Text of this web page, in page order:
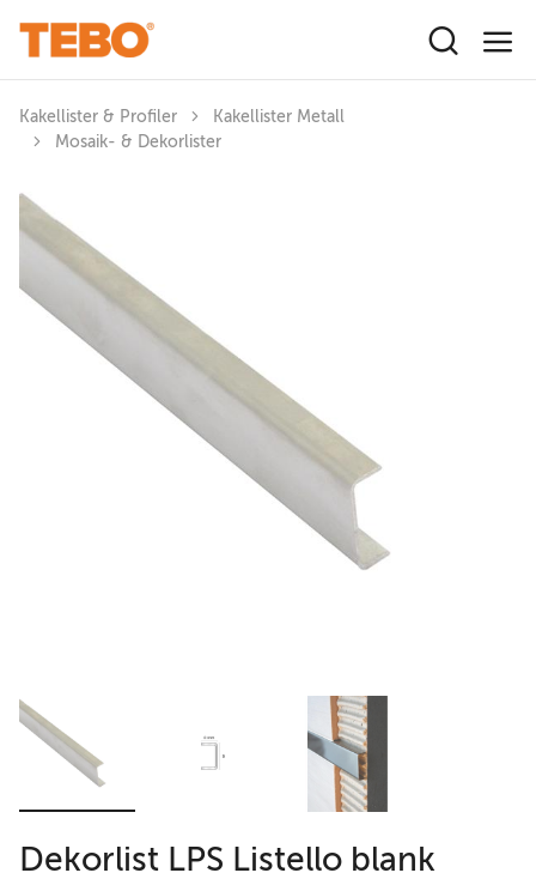
Kakellister & Profiler
Kakellister Metall
Mosaik- & Dekorlister
Dekorlist LPS Listello blank